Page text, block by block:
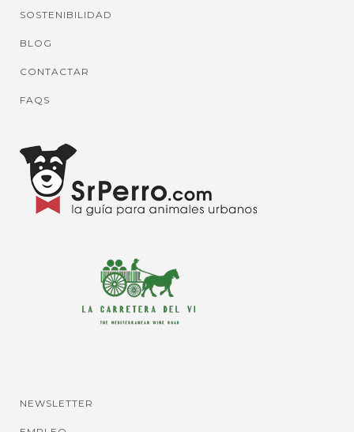
SOSTENIBILIDAD
BLOG
CONTACTAR
FAQS
NEWSLETTER